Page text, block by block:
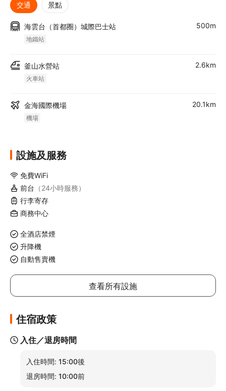
交通 景點
海雲台（首都圈）城際巴士站
地鐵站
500m
釜山水營站
火車站
2.6km
金海國際機場
機場
20.1km
設施及服務
免費WiFi
前台 （24小時服務）
行李寄存
商務中心
全酒店禁煙
升降機
自動售賣機
查看所有設施
住宿政策
入住／退房時間
入住時間: 15:00後
退房時間: 10:00前